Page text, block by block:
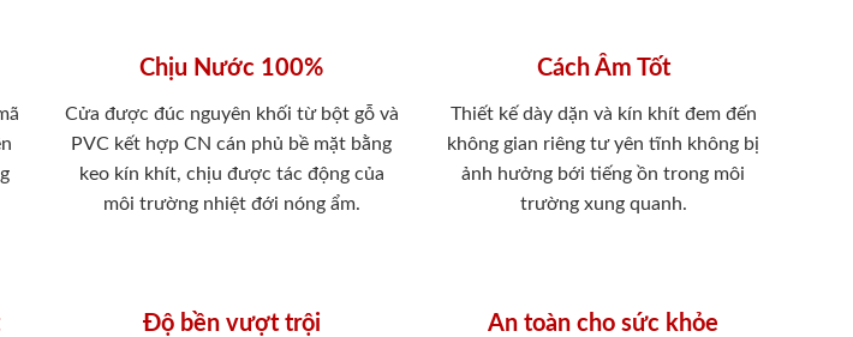
Chịu Nước 100%
Cửa được đúc nguyên khối từ bột gỗ và
PVC kết hợp CN cán phủ bề mặt bằng
keo kín khít, chịu được tác động của
môi trường nhiệt đới nóng ẩm.
Cách Âm Tốt
Thiết kế dày dặn và kín khít đem đến
không gian riêng tư yên tĩnh không bị
ảnh hưởng bới tiếng ồn trong môi
trường xung quanh.
Độ bền vượt trội An toàn cho sức khỏe